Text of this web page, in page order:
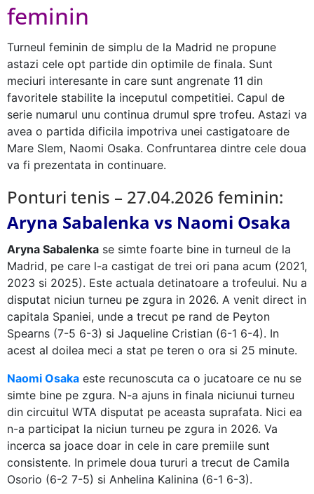
feminin
Turneul feminin de simplu de la Madrid ne propune
astazi cele opt partide din optimile de finala. Sunt
meciuri interesante in care sunt angrenate 11 din
favoritele stabilite la inceputul competitiei. Capul de
serie numarul unu continua drumul spre trofeu. Astazi va
avea o partida dificila impotriva unei castigatoare de
Mare Slem, Naomi Osaka. Confruntarea dintre cele doua
va fi prezentata in continuare.
Ponturi tenis – 27.04.2026 feminin:
Aryna Sabalenka vs Naomi Osaka
Aryna Sabalenka se simte foarte bine in turneul de la
Madrid, pe care l-a castigat de trei ori pana acum (2021,
2023 si 2025). Este actuala detinatoare a trofeului. Nu a
disputat niciun turneu pe zgura in 2026. A venit direct in
capitala Spaniei, unde a trecut pe rand de Peyton
Spearns (7-5 6-3) si Jaqueline Cristian (6-1 6-4). In
acest al doilea meci a stat pe teren o ora si 25 minute.
Naomi Osaka este recunoscuta ca o jucatoare ce nu se
simte bine pe zgura. N-a ajuns in finala niciunui turneu
din circuitul WTA disputat pe aceasta suprafata. Nici ea
n-a participat la niciun turneu pe zgura in 2026. Va
incerca sa joace doar in cele in care premiile sunt
consistente. In primele doua tururi a trecut de Camila
Osorio (6-2 7-5) si Anhelina Kalinina (6-1 6-3).